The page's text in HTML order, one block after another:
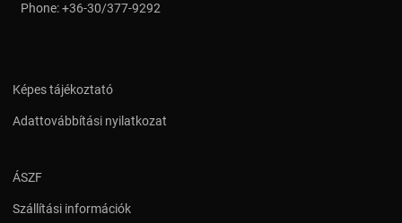
Phone:+36-30/377-9292
Képes tájékoztató
Adattovábbítási nyilatkozat
ÁSZF
Szállítási információk